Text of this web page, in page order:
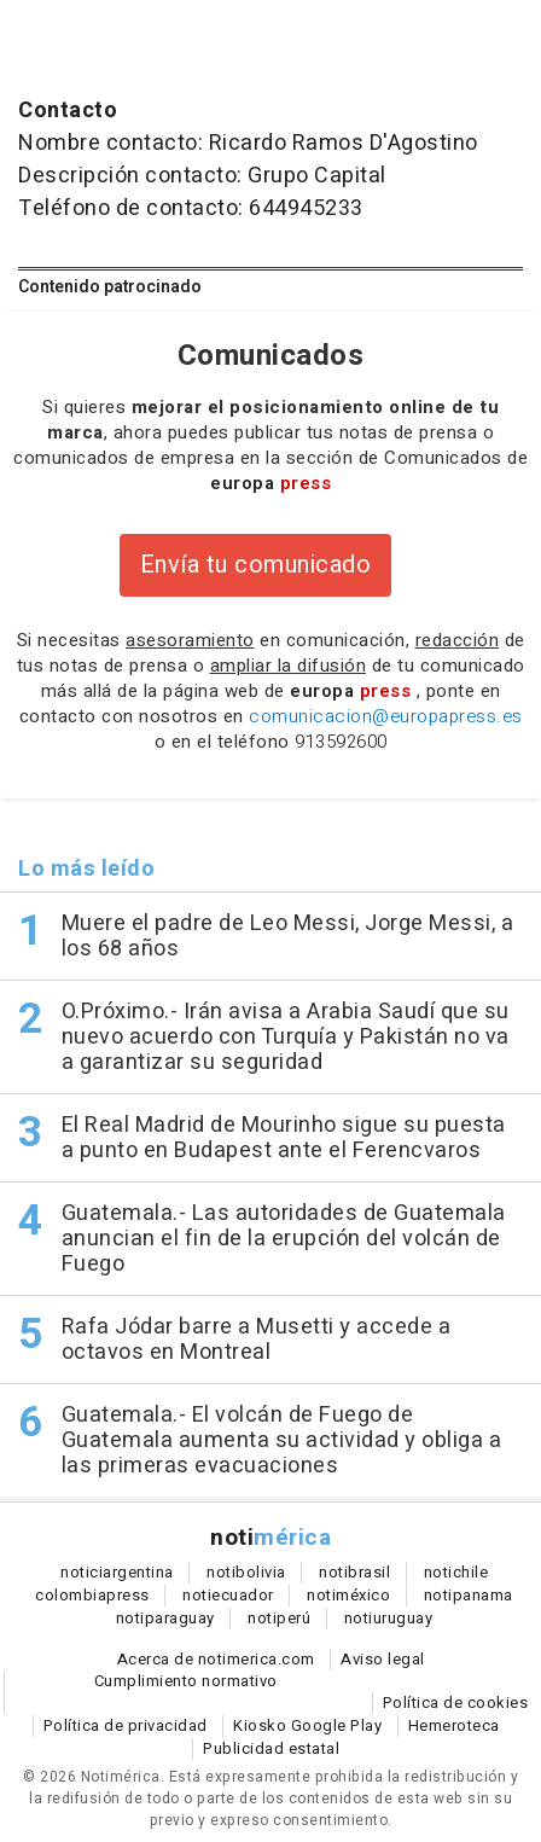
Contacto
Nombre contacto: Ricardo Ramos D'Agostino
Descripción contacto: Grupo Capital
Teléfono de contacto: 644945233
Contenido patrocinado
Comunicados
Si quieres mejorar el posicionamiento online de tu
marca, ahora puedes publicar tus notas de prensa o
comunicados de empresa en la sección de Comunicados de
europa press
Envía tu comunicado
Si necesitas asesoramiento en comunicación, redacción de
tus notas de prensa o ampliar la difusión de tu comunicado
más allá de la página web de europa press , ponte en
contacto con nosotros en comunicacion@europapress.es
o en el teléfono 913592600
Lo más leído
Muere el padre de Leo Messi, Jorge Messi, a
los 68 años
O.Próximo.- Irán avisa a Arabia Saudí que su
nuevo acuerdo con Turquía y Pakistán no va
a garantizar su seguridad
El Real Madrid de Mourinho sigue su puesta
a punto en Budapest ante el Ferencvaros
Guatemala.- Las autoridades de Guatemala
anuncian el fin de la erupción del volcán de
Fuego
Rafa Jódar barre a Musetti y accede a
octavos en Montreal
Guatemala.- El volcán de Fuego de
Guatemala aumenta su actividad y obliga a
las primeras evacuaciones
notimérica
noticiargentina notibolivia notibrasil notichile
colombiapress notiecuador notiméxico notipanama
notiparaguay notiperú notiuruguay
Acerca de notimerica.com
Aviso legal
Cumplimiento normativo
Política de cookies
Política de privacidad
Kiosko Google Play
Hemeroteca
Publicidad estatal
© 2026 Notimérica. Está expresamente prohibida la redistribución y
la redifusión de todo o parte de los contenidos de esta web sin su
previo y expreso consentimiento.